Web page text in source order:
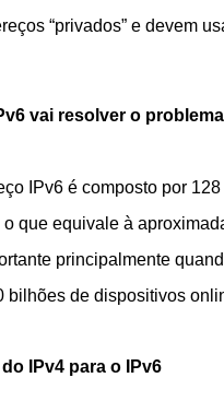
“privados” e devem
vai resolver o
IPv6 é composto por
o que equivale à
principalmente
bilhões de dispositivos
IPv4 para o IPv6